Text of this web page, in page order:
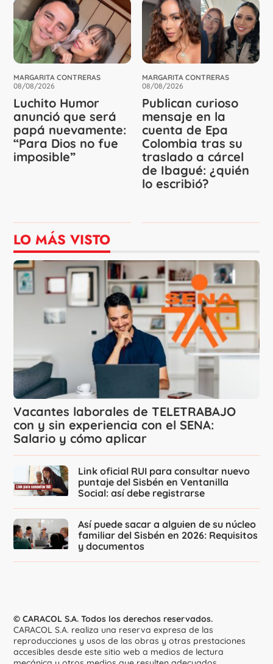
MARGARITA CONTRERAS
08/08/2026
Luchito Humor
anunció que será
papá nuevamente:
“Para Dios no fue
imposible”
MARGARITA CONTRERAS
08/08/2026
Publican curioso
mensaje en la
cuenta de Epa
Colombia tras su
traslado a cárcel
de Ibagué: ¿quién
lo escribió?
LO MÁS VISTO
Vacantes laborales de TELETRABAJO
con y sin experiencia con el SENA:
Salario y cómo aplicar
Link oficial RUI para consultar nuevo
puntaje del Sisbén en Ventanilla
Social: así debe registrarse
Así puede sacar a alguien de su núcleo
familiar del Sisbén en 2026: Requisitos
y documentos
© CARACOL S.A. Todos los derechos reservados.
CARACOL S.A. realiza una reserva expresa de las
reproducciones y usos de las obras y otras prestaciones
accesibles desde este sitio web a medios de lectura